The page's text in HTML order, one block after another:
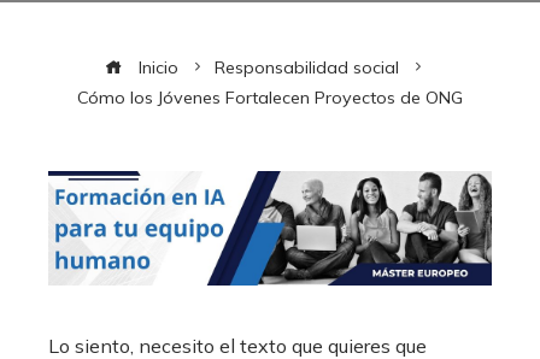
Inicio
Responsabilidad social
Cómo los Jóvenes Fortalecen Proyectos de ONG
Lo siento, necesito el texto que quieres que